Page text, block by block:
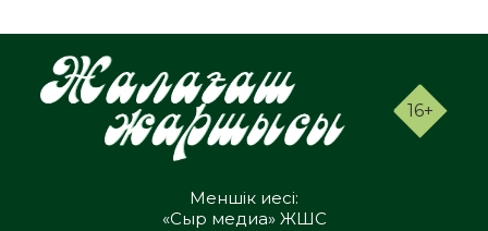
16+
Меншік иесі:
«Сыр медиа» ЖШС